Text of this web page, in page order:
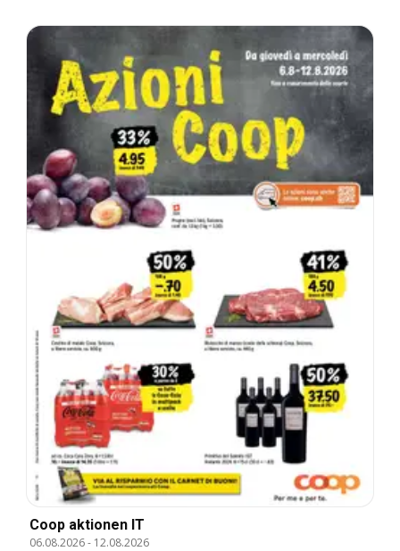
Coop aktionen IT
06.08.2026- 12.08.2026